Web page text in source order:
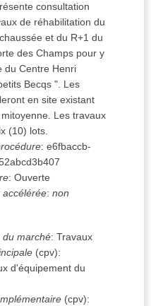
consultation
de réhabilitation du
et du R+1 du
des Champs pour y
du Centre Henri
Becqs ". Les
en site existant
Les travaux
(10) lots.
: e6fbaccb-
: Ouverte
: non
du marché: Travaux
(cpv):
d'équipement du
(cpv):